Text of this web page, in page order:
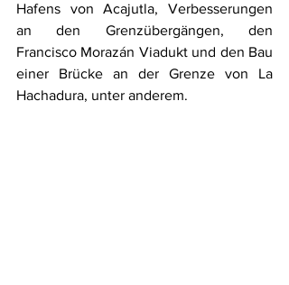
Hafens von Acajutla, Verbesserungen
an den Grenzübergängen, den
Francisco Morazán Viadukt und den Bau
einer Brücke an der Grenze von La
Hachadura, unter anderem.